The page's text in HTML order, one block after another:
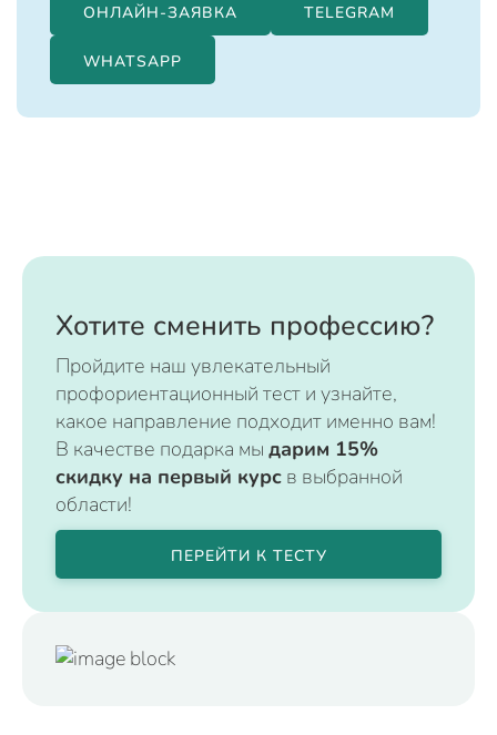
ОНЛАЙН-ЗАЯВКА TELEGRAM
WHATSAPP
Хотите сменить профессию?
Пройдите наш увлекательный
профориентационный тест и узнайте,
какое направление подходит именно вам!
В качестве подарка мы дарим 15%
скидку на первый курс в выбранной
области!
ПЕРЕЙТИ К ТЕСТУ